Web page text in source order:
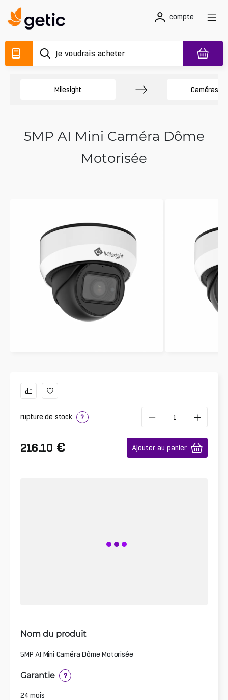
compte
Milesight Caméras
5MP AI Mini Caméra Dôme
Motorisée
rupture de stock ?
216.10 € Ajouter au panier
Nom du produit
5MP AI Mini Caméra Dôme Motorisée
Garantie ?
24 mois